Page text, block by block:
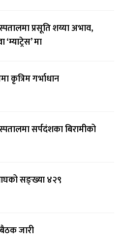
प्रसूति शय्या अभाव,
मा
कृत्रिम गर्भाधान
सर्पदंशका बिरामीको
सङ्ख्या ४२९
जारी